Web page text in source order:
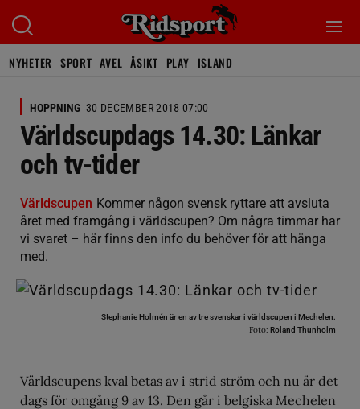
NYHETER SPORT AVEL ÅSIKT PLAY ISLAND
HOPPNING 30 DECEMBER 2018 07:00
Världscupdags 14.30: Länkar
och tv-tider
Världscupen Kommer någon svensk ryttare att avsluta
året med framgång i världscupen? Om några timmar har
vi svaret – här finns den info du behöver för att hänga
med.
Stephanie Holmén är en av tre svenskar i världscupen i Mechelen.
Foto: Roland Thunholm
Världscupens kval betas av i strid ström och nu är det
dags för omgång 9 av 13. Den går i belgiska Mechelen